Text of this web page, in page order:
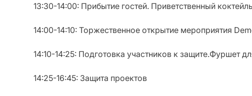
13:30-14:00: Прибытие гостей. Приветственный
14:00-14:10: Торжественное открытие мероприятия
14:10-14:25: Подготовка участников к защите.Фуршет
14:25-16:45: Защита проектов